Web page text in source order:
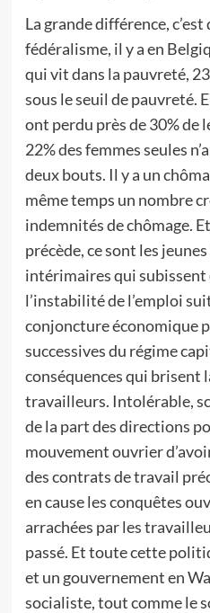
La grande différence, c’est
fédéralisme, il y a en
qui vit dans la pauvreté,
sous le seuil de pauvreté.
ont perdu près de 30% de
22% des femmes seules
deux bouts. Il y a un
même temps un nombre
indemnités de chômage.
précède, ce sont les
intérimaires qui subissent
l’instabilité de l’emploi
conjoncture économique
successives du régime
conséquences qui brisent
travailleurs. Intolérable,
de la part des directions
mouvement ouvrier
des contrats de travail
en cause les conquêtes
arrachées par les
passé. Et toute cette
et un gouvernement en
socialiste, tout comme le